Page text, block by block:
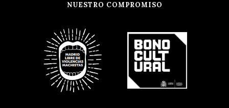
NUESTRO COMPROMISO